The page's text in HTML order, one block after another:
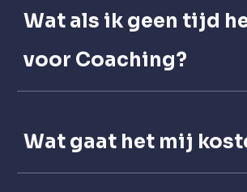
Wat als ik geen tijd
voor Coaching?
Wat gaat het mij